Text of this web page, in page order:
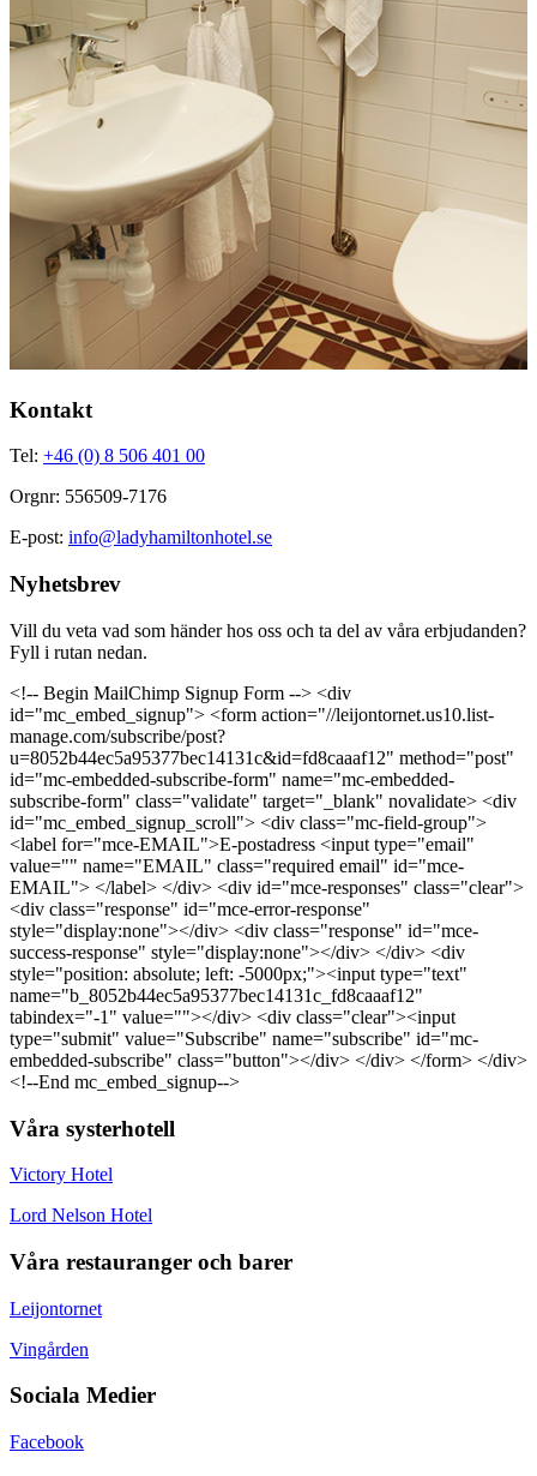
Kontakt
Tel: +46 (0) 8 506 401 00
Orgnr: 556509-7176
E-post: info@ladyhamiltonhotel.se
Nyhetsbrev
Vill du veta vad som händer hos oss och ta del av våra erbjudanden?
Fyll i rutan nedan.
<!-- Begin MailChimp Signup Form --> <div
id="mc_embed_signup"> <form action="//leijontornet.us10.list-
manage.com/subscribe/post?
u=8052b44ec5a95377bec14131c&id=fd8caaaf12" method="post"
id="mc-embedded-subscribe-form" name="mc-embedded-
subscribe-form" class="validate" target="_blank" novalidate> <div
id="mc_embed_signup_scroll"> <div class="mc-field-group">
<label for="mce-EMAIL">E-postadress <input type="email"
value="" name="EMAIL" class="required email" id="mce-
EMAIL"> </label> </div> <div id="mce-responses" class="clear">
<div class="response" id="mce-error-response"
style="display:none"></div> <div class="response" id="mce-
success-response" style="display:none"></div> </div> <div
style="position: absolute; left: -5000px;"><input type="text"
name="b_8052b44ec5a95377bec14131c_fd8caaaf12"
tabindex="-1" value=""></div> <div class="clear"><input
type="submit" value="Subscribe" name="subscribe" id="mc-
embedded-subscribe" class="button"></div> </div> </form> </div>
<!--End mc_embed_signup-->
Våra systerhotell
Victory Hotel
Lord Nelson Hotel
Våra restauranger och barer
Leijontornet
Vingården
Sociala Medier
Facebook